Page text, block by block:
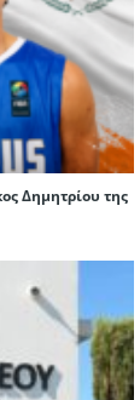
Δημητρίου της